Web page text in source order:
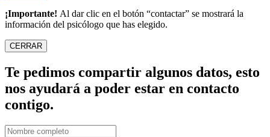
¡Importante! Al dar clic en el botón “contactar” se mostrará la
información del psicólogo que has elegido.
CERRAR
Te pedimos compartir algunos datos, esto
nos ayudará a poder estar en contacto
contigo.